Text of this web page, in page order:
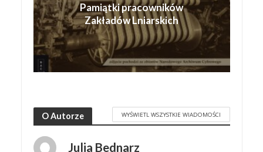
Pamiątki pracowników
Zakładów Lniarskich
O Autorze WYŚWIETL WSZYSTKIE WIADOMOŚCI
Julia Bednarz